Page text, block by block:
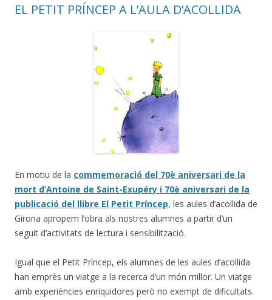
EL PETIT PRÍNCEP A L’AULA D’ACOLLIDA
En motiu de la commemoració del 70è aniversari de la
mort d’Antoine de Saint-Exupéry i 70è aniversari de la
publicació del llibre El Petit Príncep, les aules d’acollida de
Girona apropem l’obra als nostres alumnes a partir d’un
seguit d’activitats de lectura i sensibilització.
Igual que el Petit Príncep, els alumnes de les aules d’acollida
han emprès un viatge a la recerca d’un món millor. Un viatge
amb experiències enriquidores però no exempt de dificultats.